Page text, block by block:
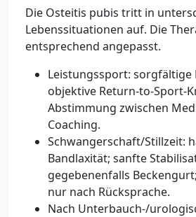
Die Osteitis pubis tritt in
Lebenssituationen auf. Die
entsprechend angepasst.
Leistungssport: sorgfältige
objektive Return-to-Sport-
Abstimmung zwischen
Coaching.
Schwangerschaft/Stillzeit:
Bandlaxität; sanfte
gegebenenfalls
nur nach Rücksprache.
Nach Unterbauch-/